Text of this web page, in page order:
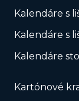
Kalendáre s
Kalendáre s
Kalendáre
Kartónové